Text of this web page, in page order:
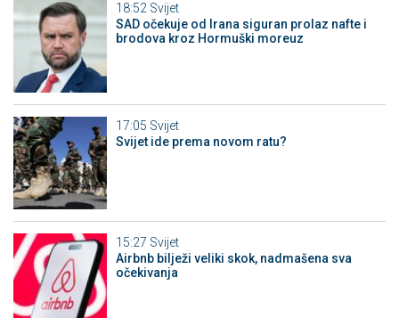
18:52 Svijet
SAD očekuje od Irana siguran prolaz nafte i
brodova kroz Hormuški moreuz
17:05 Svijet
Svijet ide prema novom ratu?
15:27 Svijet
Airbnb bilježi veliki skok, nadmašena sva
očekivanja